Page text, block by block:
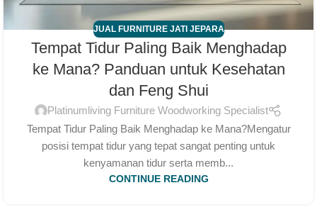
JUAL FURNITURE JATI JEPARA
Tempat Tidur Paling Baik Menghadap
ke Mana? Panduan untuk Kesehatan
dan Feng Shui
Platinumliving Furniture Woodworking Specialist
Tempat Tidur Paling Baik Menghadap ke Mana?Mengatur
posisi tempat tidur yang tepat sangat penting untuk
kenyamanan tidur serta memb...
CONTINUE READING